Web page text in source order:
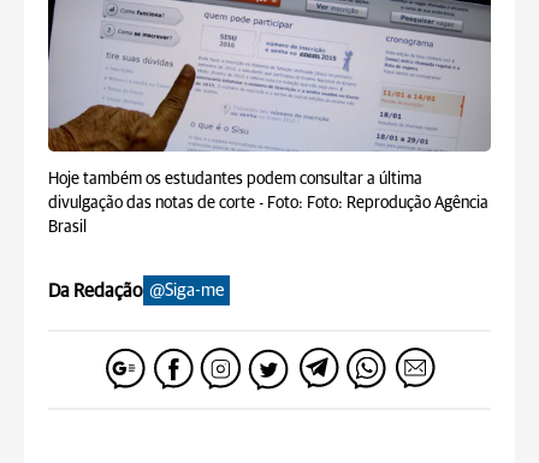
Hoje também os estudantes podem consultar a última
divulgação das notas de corte - Foto: Foto: Reprodução Agência
Brasil
Da Redação @Siga-me